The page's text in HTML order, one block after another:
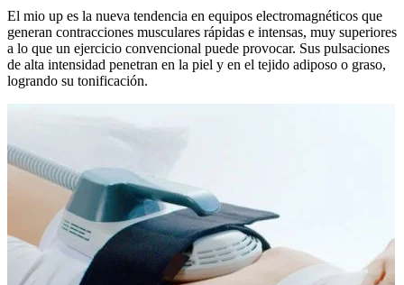
El mio up es la nueva tendencia en equipos electromagnéticos que
generan contracciones musculares rápidas e intensas, muy superiores
a lo que un ejercicio convencional puede provocar. Sus pulsaciones
de alta intensidad penetran en la piel y en el tejido adiposo o graso,
logrando su tonificación.